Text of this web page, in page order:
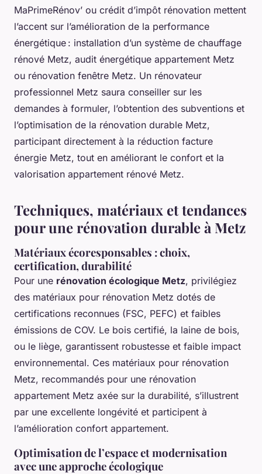
MaPrimeRénov’ ou crédit d’impôt rénovation mettent
l’accent sur l’amélioration de la performance
énergétique : installation d’un système de chauffage
rénové Metz, audit énergétique appartement Metz
ou rénovation fenêtre Metz. Un rénovateur
professionnel Metz saura conseiller sur les
demandes à formuler, l’obtention des subventions et
l’optimisation de la rénovation durable Metz,
participant directement à la réduction facture
énergie Metz, tout en améliorant le confort et la
valorisation appartement rénové Metz.
Techniques, matériaux et tendances
pour une rénovation durable à Metz
Matériaux écoresponsables : choix,
certification, durabilité
Pour une rénovation écologique Metz, privilégiez
des matériaux pour rénovation Metz dotés de
certifications reconnues (FSC, PEFC) et faibles
émissions de COV. Le bois certifié, la laine de bois,
ou le liège, garantissent robustesse et faible impact
environnemental. Ces matériaux pour rénovation
Metz, recommandés pour une rénovation
appartement Metz axée sur la durabilité, s’illustrent
par une excellente longévité et participent à
l’amélioration confort appartement.
Optimisation de l’espace et modernisation
avec une approche écologique